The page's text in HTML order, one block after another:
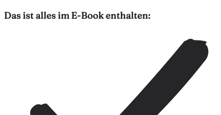
Das ist alles im E-Book enthalten: